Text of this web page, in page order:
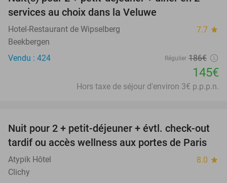
services au choix dans la Veluwe
Hotel-Restaurant de Wipselberg 7.7 star
Beekbergen
Vendu : 424
Régulier 186€
145€
Hors taxe de séjour d'environ 3€ p.p.p.n.
38%
Nuit pour 2 + petit-déjeuner + évtl. check-out
tardif ou accès wellness aux portes de Paris
Atypik Hôtel 8.0 star
Clichy